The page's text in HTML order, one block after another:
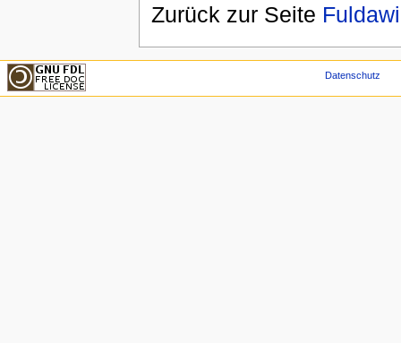
Zurück zur Seite
Datenschutz